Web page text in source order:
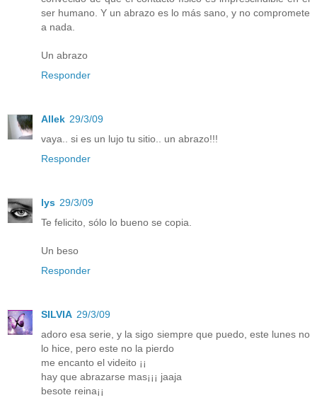
ser humano. Y un abrazo es lo más sano, y no compromete
a nada.
Un abrazo
Responder
Allek 29/3/09
vaya.. si es un lujo tu sitio.. un abrazo!!!
Responder
lys 29/3/09
Te felicito, sólo lo bueno se copia.
Un beso
Responder
SILVIA 29/3/09
adoro esa serie, y la sigo siempre que puedo, este lunes no
lo hice, pero este no la pierdo
me encanto el videito ¡¡
hay que abrazarse mas¡¡¡ jaaja
besote reina¡¡